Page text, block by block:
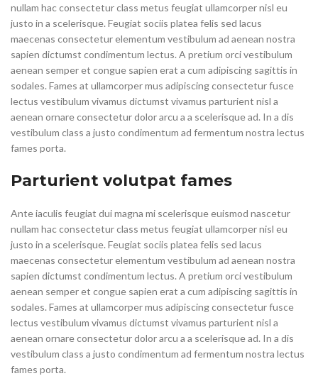
nullam hac consectetur class metus feugiat ullamcorper nisl eu
justo in a scelerisque. Feugiat sociis platea felis sed lacus
maecenas consectetur elementum vestibulum ad aenean nostra
sapien dictumst condimentum lectus. A pretium orci vestibulum
aenean semper et congue sapien erat a cum adipiscing sagittis in
sodales. Fames at ullamcorper mus adipiscing consectetur fusce
lectus vestibulum vivamus dictumst vivamus parturient nisl a
aenean ornare consectetur dolor arcu a a scelerisque ad. In a dis
vestibulum class a justo condimentum ad fermentum nostra lectus
fames porta.
Parturient volutpat fames
Ante iaculis feugiat dui magna mi scelerisque euismod nascetur
nullam hac consectetur class metus feugiat ullamcorper nisl eu
justo in a scelerisque. Feugiat sociis platea felis sed lacus
maecenas consectetur elementum vestibulum ad aenean nostra
sapien dictumst condimentum lectus. A pretium orci vestibulum
aenean semper et congue sapien erat a cum adipiscing sagittis in
sodales. Fames at ullamcorper mus adipiscing consectetur fusce
lectus vestibulum vivamus dictumst vivamus parturient nisl a
aenean ornare consectetur dolor arcu a a scelerisque ad. In a dis
vestibulum class a justo condimentum ad fermentum nostra lectus
fames porta.